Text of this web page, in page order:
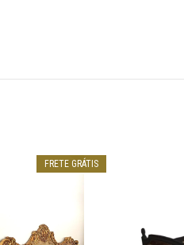
FRETE GRÁTIS